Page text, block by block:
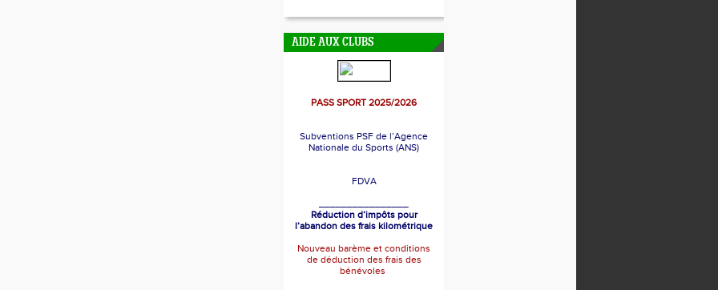
AIDE AUX CLUBS
PASS SPORT 2025/2026
Subventions PSF de l’Agence
Nationale du Sports (ANS)
FDVA
Réduction d’impôts pour
l’abandon des frais kilométrique
Nouveau barème et conditions
de déduction des frais des
bénévoles